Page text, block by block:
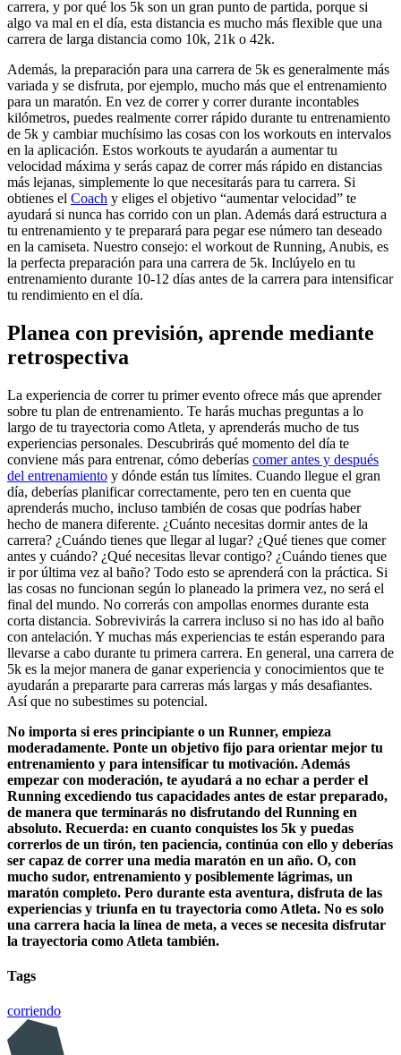
carrera, y por qué los 5k son un gran punto de partida, porque si
algo va mal en el día, esta distancia es mucho más flexible que una
carrera de larga distancia como 10k, 21k o 42k.
Además, la preparación para una carrera de 5k es generalmente más
variada y se disfruta, por ejemplo, mucho más que el entrenamiento
para un maratón. En vez de correr y correr durante incontables
kilómetros, puedes realmente correr rápido durante tu entrenamiento
de 5k y cambiar muchísimo las cosas con los workouts en intervalos
en la aplicación. Estos workouts te ayudarán a aumentar tu
velocidad máxima y serás capaz de correr más rápido en distancias
más lejanas, simplemente lo que necesitarás para tu carrera. Si
obtienes el Coach y eliges el objetivo “aumentar velocidad” te
ayudará si nunca has corrido con un plan. Además dará estructura a
tu entrenamiento y te preparará para pegar ese número tan deseado
en la camiseta. Nuestro consejo: el workout de Running, Anubis, es
la perfecta preparación para una carrera de 5k. Inclúyelo en tu
entrenamiento durante 10-12 días antes de la carrera para intensificar
tu rendimiento en el día.
Planea con previsión, aprende mediante
retrospectiva
La experiencia de correr tu primer evento ofrece más que aprender
sobre tu plan de entrenamiento. Te harás muchas preguntas a lo
largo de tu trayectoria como Atleta, y aprenderás mucho de tus
experiencias personales. Descubrirás qué momento del día te
conviene más para entrenar, cómo deberías comer antes y después
del entrenamiento y dónde están tus límites. Cuando llegue el gran
día, deberías planificar correctamente, pero ten en cuenta que
aprenderás mucho, incluso también de cosas que podrías haber
hecho de manera diferente. ¿Cuánto necesitas dormir antes de la
carrera? ¿Cuándo tienes que llegar al lugar? ¿Qué tienes que comer
antes y cuándo? ¿Qué necesitas llevar contigo? ¿Cuándo tienes que
ir por última vez al baño? Todo esto se aprenderá con la práctica. Si
las cosas no funcionan según lo planeado la primera vez, no será el
final del mundo. No correrás con ampollas enormes durante esta
corta distancia. Sobrevivirás la carrera incluso si no has ido al baño
con antelación. Y muchas más experiencias te están esperando para
llevarse a cabo durante tu primera carrera. En general, una carrera de
5k es la mejor manera de ganar experiencia y conocimientos que te
ayudarán a prepararte para carreras más largas y más desafiantes.
Así que no subestimes su potencial.
No importa si eres principiante o un Runner, empieza
moderadamente. Ponte un objetivo fijo para orientar mejor tu
entrenamiento y para intensificar tu motivación. Además
empezar con moderación, te ayudará a no echar a perder el
Running excediendo tus capacidades antes de estar preparado,
de manera que terminarás no disfrutando del Running en
absoluto. Recuerda: en cuanto conquistes los 5k y puedas
correrlos de un tirón, ten paciencia, continúa con ello y deberías
ser capaz de correr una media maratón en un año. O, con
mucho sudor, entrenamiento y posiblemente lágrimas, un
maratón completo. Pero durante esta aventura, disfruta de las
experiencias y triunfa en tu trayectoria como Atleta. No es solo
una carrera hacia la línea de meta, a veces se necesita disfrutar
la trayectoria como Atleta también.
Tags
corriendo